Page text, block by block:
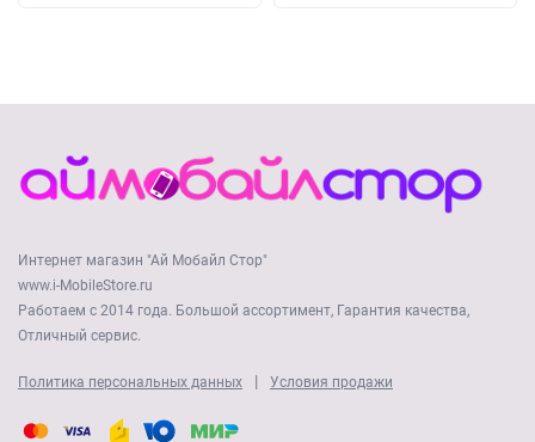
Интернет магазин "Ай Мобайл Стор"
www.i-MobileStore.ru
Работаем с 2014 года. Большой ассортимент, Гарантия качества,
Отличный сервис.
Политика персональных данных | Условия продажи